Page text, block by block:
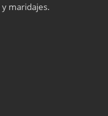
maridajes.